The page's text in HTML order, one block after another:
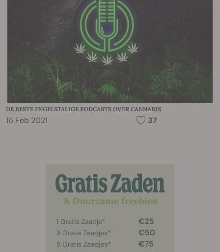
DE BESTE ENGELSTALIGE PODCASTS OVER CANNABIS
16 Feb 2021 37